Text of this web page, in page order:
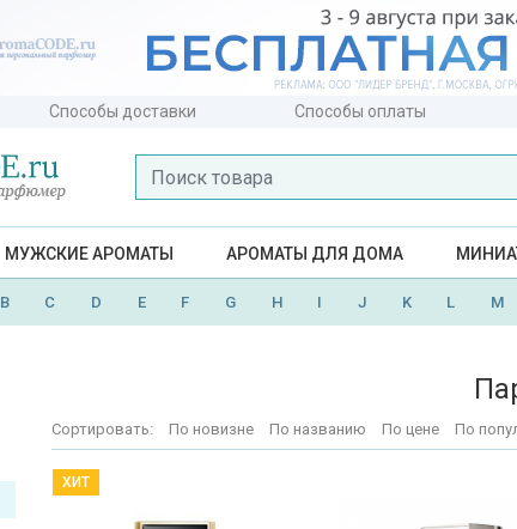
Способы доставки Способы оплаты
МУЖСКИЕ АРОМАТЫ АРОМАТЫ ДЛЯ ДОМА
B C D E F G H I J K L M
Сортировать: По новизне По названию По цене По
ХИТ